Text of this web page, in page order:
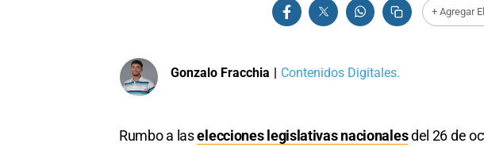
+ Agregar
Gonzalo Fracchia | Contenidos Digitales.
Rumbo a laselecciones legislativas nacionalesdel 26 de